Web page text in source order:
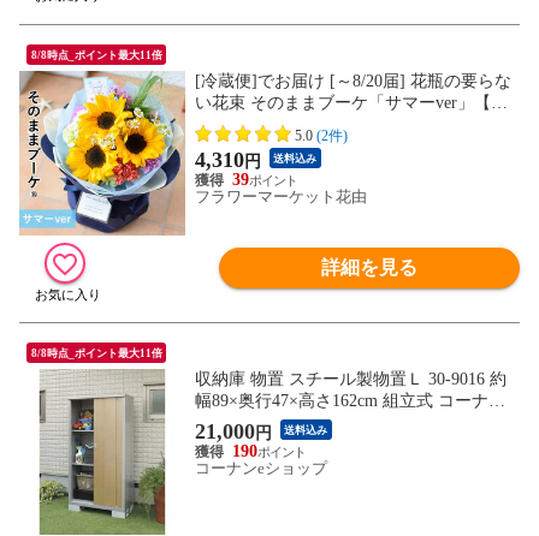
8/8時点_ポイント最大11倍
[冷蔵便]でお届け [～8/20届] 花瓶の要らな
い花束 そのままブーケ「サマーver」【手
提げ袋付】※北海道・沖縄はお届け不可 花
由
5.0 (2件)
4,310円 送料込み
39
フラワーマーケット花由
詳細を見る
8/8時点_ポイント最大11倍
収納庫 物置 スチール製物置Ｌ 30-9016 約
幅89×奥行47×高さ162cm 組立式 コーナン
オリジナル LIFELEX 【送料込み】スチー
ル製 収納庫 おうちの外壁やお庭に馴染む
カラー 移動棚２枚・カギ付・Ｌ型金具付２
21,000円 送料込み
190
コーナンeショップ